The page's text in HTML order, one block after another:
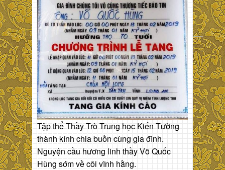
Tập thể Thầy Trò Trung học Kiến Tường
thành kính chia buồn cùng gia đình.
Nguyện cầu hương linh thầy Võ Quốc
Hùng sớm về cõi vĩnh hằng.